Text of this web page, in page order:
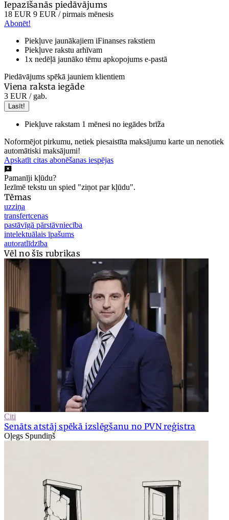
Iepazīšanās piedāvājums
18 EUR 9 EUR / pirmais mēnesis
Abonēt!
Piekļuve jaunākajiem iFinanses rakstiem
Piekļuve rakstu arhīvam
1x nedēļā jaunāko tēmu apkopojums e-pastā
Piedāvājums spēkā jauniem klientiem
Viena raksta iegāde
3 EUR / gab.
Lasīt!
Piekļuve rakstam 1 mēnesi no iegādes brīža
Noformējot pirkumu, netiek piesaistīta maksājumu karte un nenotiek
automātiski maksājumi!
Apskatīt citas abonēšanas iespējas
Pamanīji kļūdu?
Iezīmē tekstu un spied "ziņot par kļūdu".
Tēmas
uzziņa
transfertcenas
pastāvīgā pārstāvniecība
intelektuālais īpašums
autoratlīdzība
Vēl no šīs rubrikas
Citi
Senāts atstāj spēkā izslēgšanu no PVN reģistra
Oļegs Spundiņš